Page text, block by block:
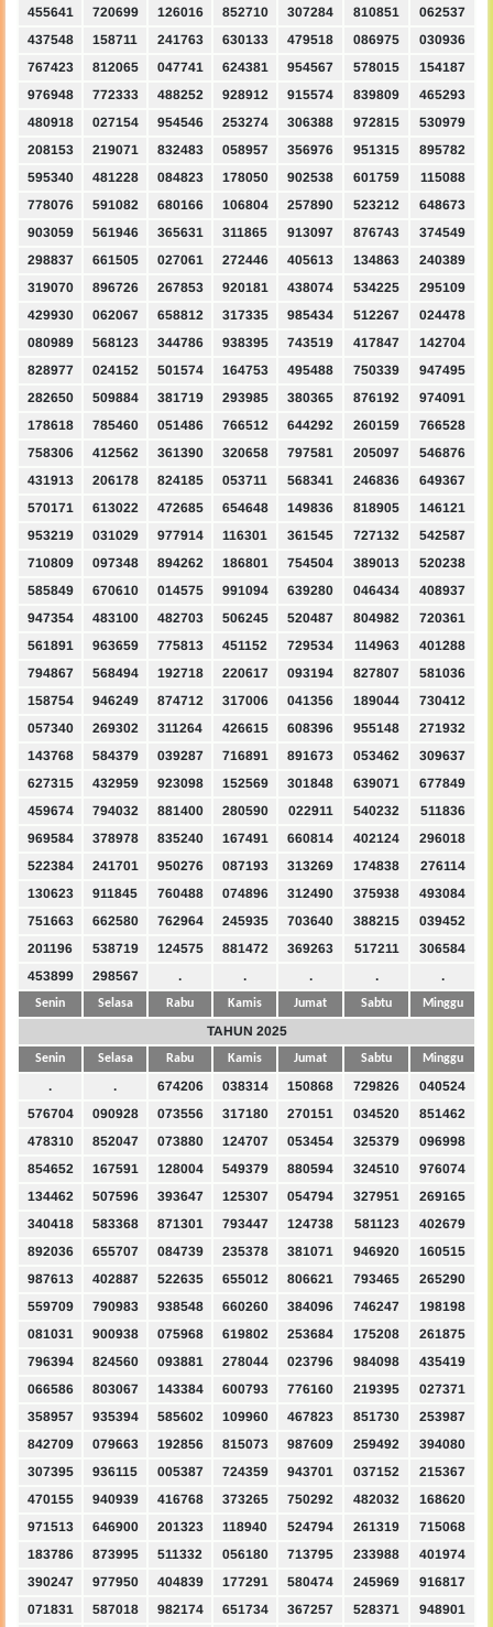
455641 720699 126016 852710 307284 810851
062537
437548
158711 241763 630133 479518 086975
030936
767423
812065 047741 624381 954567 578015
154187
976948
772333 488252 928912 915574 839809
465293
480918
027154 954546 253274 306388 972815
530979
208153
219071 832483 058957 356976 951315
895782
595340
481228 084823 178050 902538 601759
115088
778076
591082 680166 106804 257890 523212
648673
903059
561946 365631 311865 913097 876743
374549
298837
661505 027061 272446 405613 134863
240389
319070
896726 267853 920181 438074 534225
295109
429930
062067 658812 317335 985434 512267
024478
080989
568123 344786 938395 743519 417847
142704
828977
024152 501574 164753 495488 750339
947495
282650
509884 381719 293985 380365 876192
974091
178618
785460 051486 766512 644292 260159
766528
758306
412562 361390 320658 797581 205097
546876
431913
206178 824185 053711 568341 246836
649367
570171
613022 472685 654648 149836 818905
146121
953219
031029 977914 116301 361545 727132
542587
710809
097348 894262 186801 754504 389013
520238
585849
670610 014575 991094 639280 046434
408937
947354
483100 482703 506245 520487 804982
720361
561891
963659 775813 451152 729534 114963
401288
794867
568494 192718 220617 093194 827807
581036
158754
946249 874712 317006 041356 189044
730412
057340
269302 311264 426615 608396 955148
271932
143768
584379 039287 716891 891673 053462
309637
627315
432959 923098 152569 301848 639071
677849
459674
794032 881400 280590 022911 540232
511836
969584
378978 835240 167491 660814 402124
296018
522384
241701 950276 087193 313269 174838
276114
130623
911845 760488 074896 312490 375938
493084
751663
662580 762964 245935 703640 388215
039452
201196
538719 124575 881472 369263 517211
306584
453899
298567 . . . . .
Senin Selasa Rabu Kamis Jumat Sabtu Minggu
TAHUN 2025
Senin Selasa Rabu Kamis Jumat Sabtu Minggu
. . 674206 038314 150868 729826
040524
576704
090928 073556 317180 270151 034520
851462
478310
852047 073880 124707 053454 325379
096998
854652
167591 128004 549379 880594 324510
976074
134462
507596 393647 125307 054794 327951
269165
340418
583368 871301 793447 124738 581123
402679
892036
655707 084739 235378 381071 946920
160515
987613
402887 522635 655012 806621 793465
265290
559709
790983 938548 660260 384096 746247
198198
081031
900938 075968 619802 253684 175208
261875
796394
824560 093881 278044 023796 984098
435419
066586
803067 143384 600793 776160 219395
027371
358957
935394 585602 109960 467823 851730
253987
842709
079663 192856 815073 987609 259492
394080
307395
936115 005387 724359 943701 037152
215367
470155
940939 416768 373265 750292 482032
168620
971513
646900 201323 118940 524794 261319
715068
183786
873995 511332 056180 713795 233988
401974
390247
977950 404839 177291 580474 245969
916817
071831
587018 982174 651734 367257 528371
948901